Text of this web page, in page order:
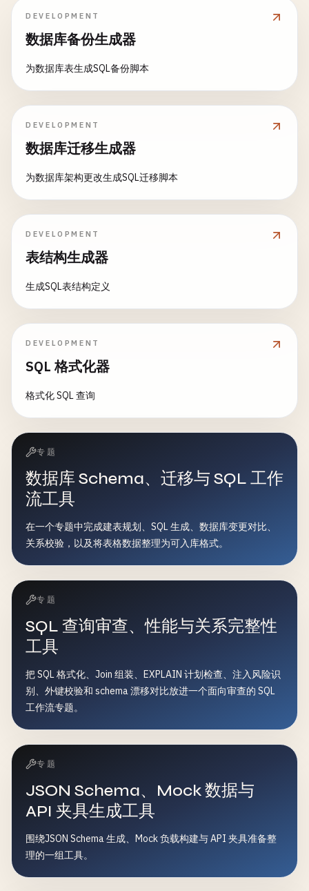
DEVELOPMENT
数据库备份生成器
为数据库表生成SQL备份脚本
DEVELOPMENT
数据库迁移生成器
为数据库架构更改生成SQL迁移脚本
DEVELOPMENT
表结构生成器
生成SQL表结构定义
DEVELOPMENT
SQL 格式化器
格式化 SQL 查询
专题
数据库 Schema、迁移与 SQL 工作
流工具
在一个专题中完成建表规划、SQL 生成、数据库变更对比、
关系校验，以及将表格数据整理为可入库格式。
专题
SQL 查询审查、性能与关系完整性
工具
把 SQL 格式化、Join 组装、EXPLAIN 计划检查、注入风险识
别、外键校验和 schema 漂移对比放进一个面向审查的 SQL
工作流专题。
专题
JSON Schema、Mock 数据与
API 夹具生成工具
围绕JSON Schema 生成、Mock 负载构建与 API 夹具准备整
理的一组工具。